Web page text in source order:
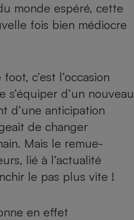
monde espéré, cette
fois bien médiocre
c’est l’occasion
s’équiper d’un nouveau
d’une anticipation
de changer
Mais le remue-
lié à l’actualité
le pas plus vite !
en effet
Plaque de cuisson à
Climatiseur -
Ventilateur
Téléphone mobile -
Smartphone
Antivirus
Climatiseur -